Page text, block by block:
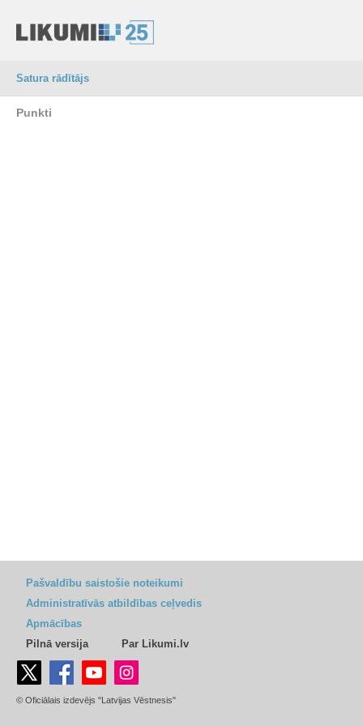
Satura rādītājs
Punkti
Pašvaldību saistošie noteikumi
Administratīvās atbildības ceļvedis
Apmācības
Pilnā versija
Par Likumi.lv
© Oficiālais izdevējs "Latvijas Vēstnesis"